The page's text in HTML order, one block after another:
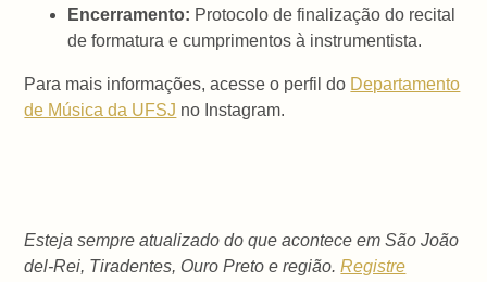
Encerramento: Protocolo de finalização do recital
de formatura e cumprimentos à instrumentista.
Para mais informações, acesse o perfil do Departamento
de Música da UFSJ no Instagram.
Esteja sempre atualizado do que acontece em São João
del-Rei, Tiradentes, Ouro Preto e região.Registre